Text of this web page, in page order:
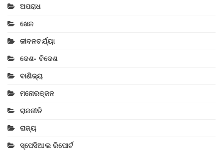
ଅପରାଧ
ଖେଳ
ଜୀବନଚର୍ଯ୍ୟା
ଦେଶ- ବିଦେଶ
ବାଣିଜ୍ୟ
ମନୋରଞ୍ଜନ
ରାଜନୀତି
ରାଜ୍ୟ
ସ୍ପେସିଆଲ ରିପୋର୍ଟ